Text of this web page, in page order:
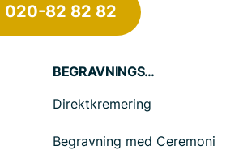
020-82 82 82
BEGRAVNINGSTJÄNSTER
Direktkremering
Begravning med Ceremoni